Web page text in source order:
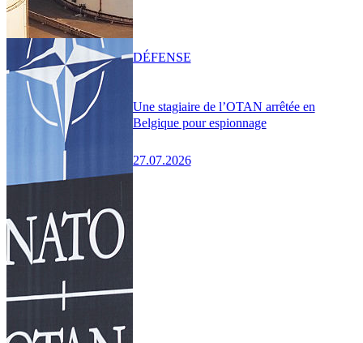
Une stagiaire de l’OTAN arrêtée en
Belgique pour espionnage
27.07.2026
DÉFENSE